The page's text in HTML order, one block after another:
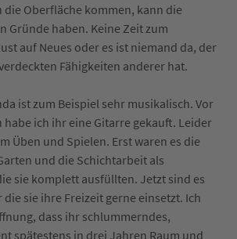
die Oberfläche kommen, kann die
Gründe haben. Keine Zeit zum
auf Neues oder es ist niemand da, der
Fähigkeiten anderer hat.
ist zum Beispiel sehr musikalisch. Vor
habe ich ihr eine Gitarre gekauft. Leider
Üben und Spielen. Erst waren es die
und die Schichtarbeit als
sie komplett ausfüllten. Jetzt sind es
sie ihre Freizeit gerne einsetzt. Ich
dass ihr schlummerndes,
spätestens in drei Jahren Raum und